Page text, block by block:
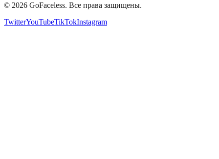
© 2026 GoFaceless. Все права защищены.
TwitterYouTubeTikTokInstagram